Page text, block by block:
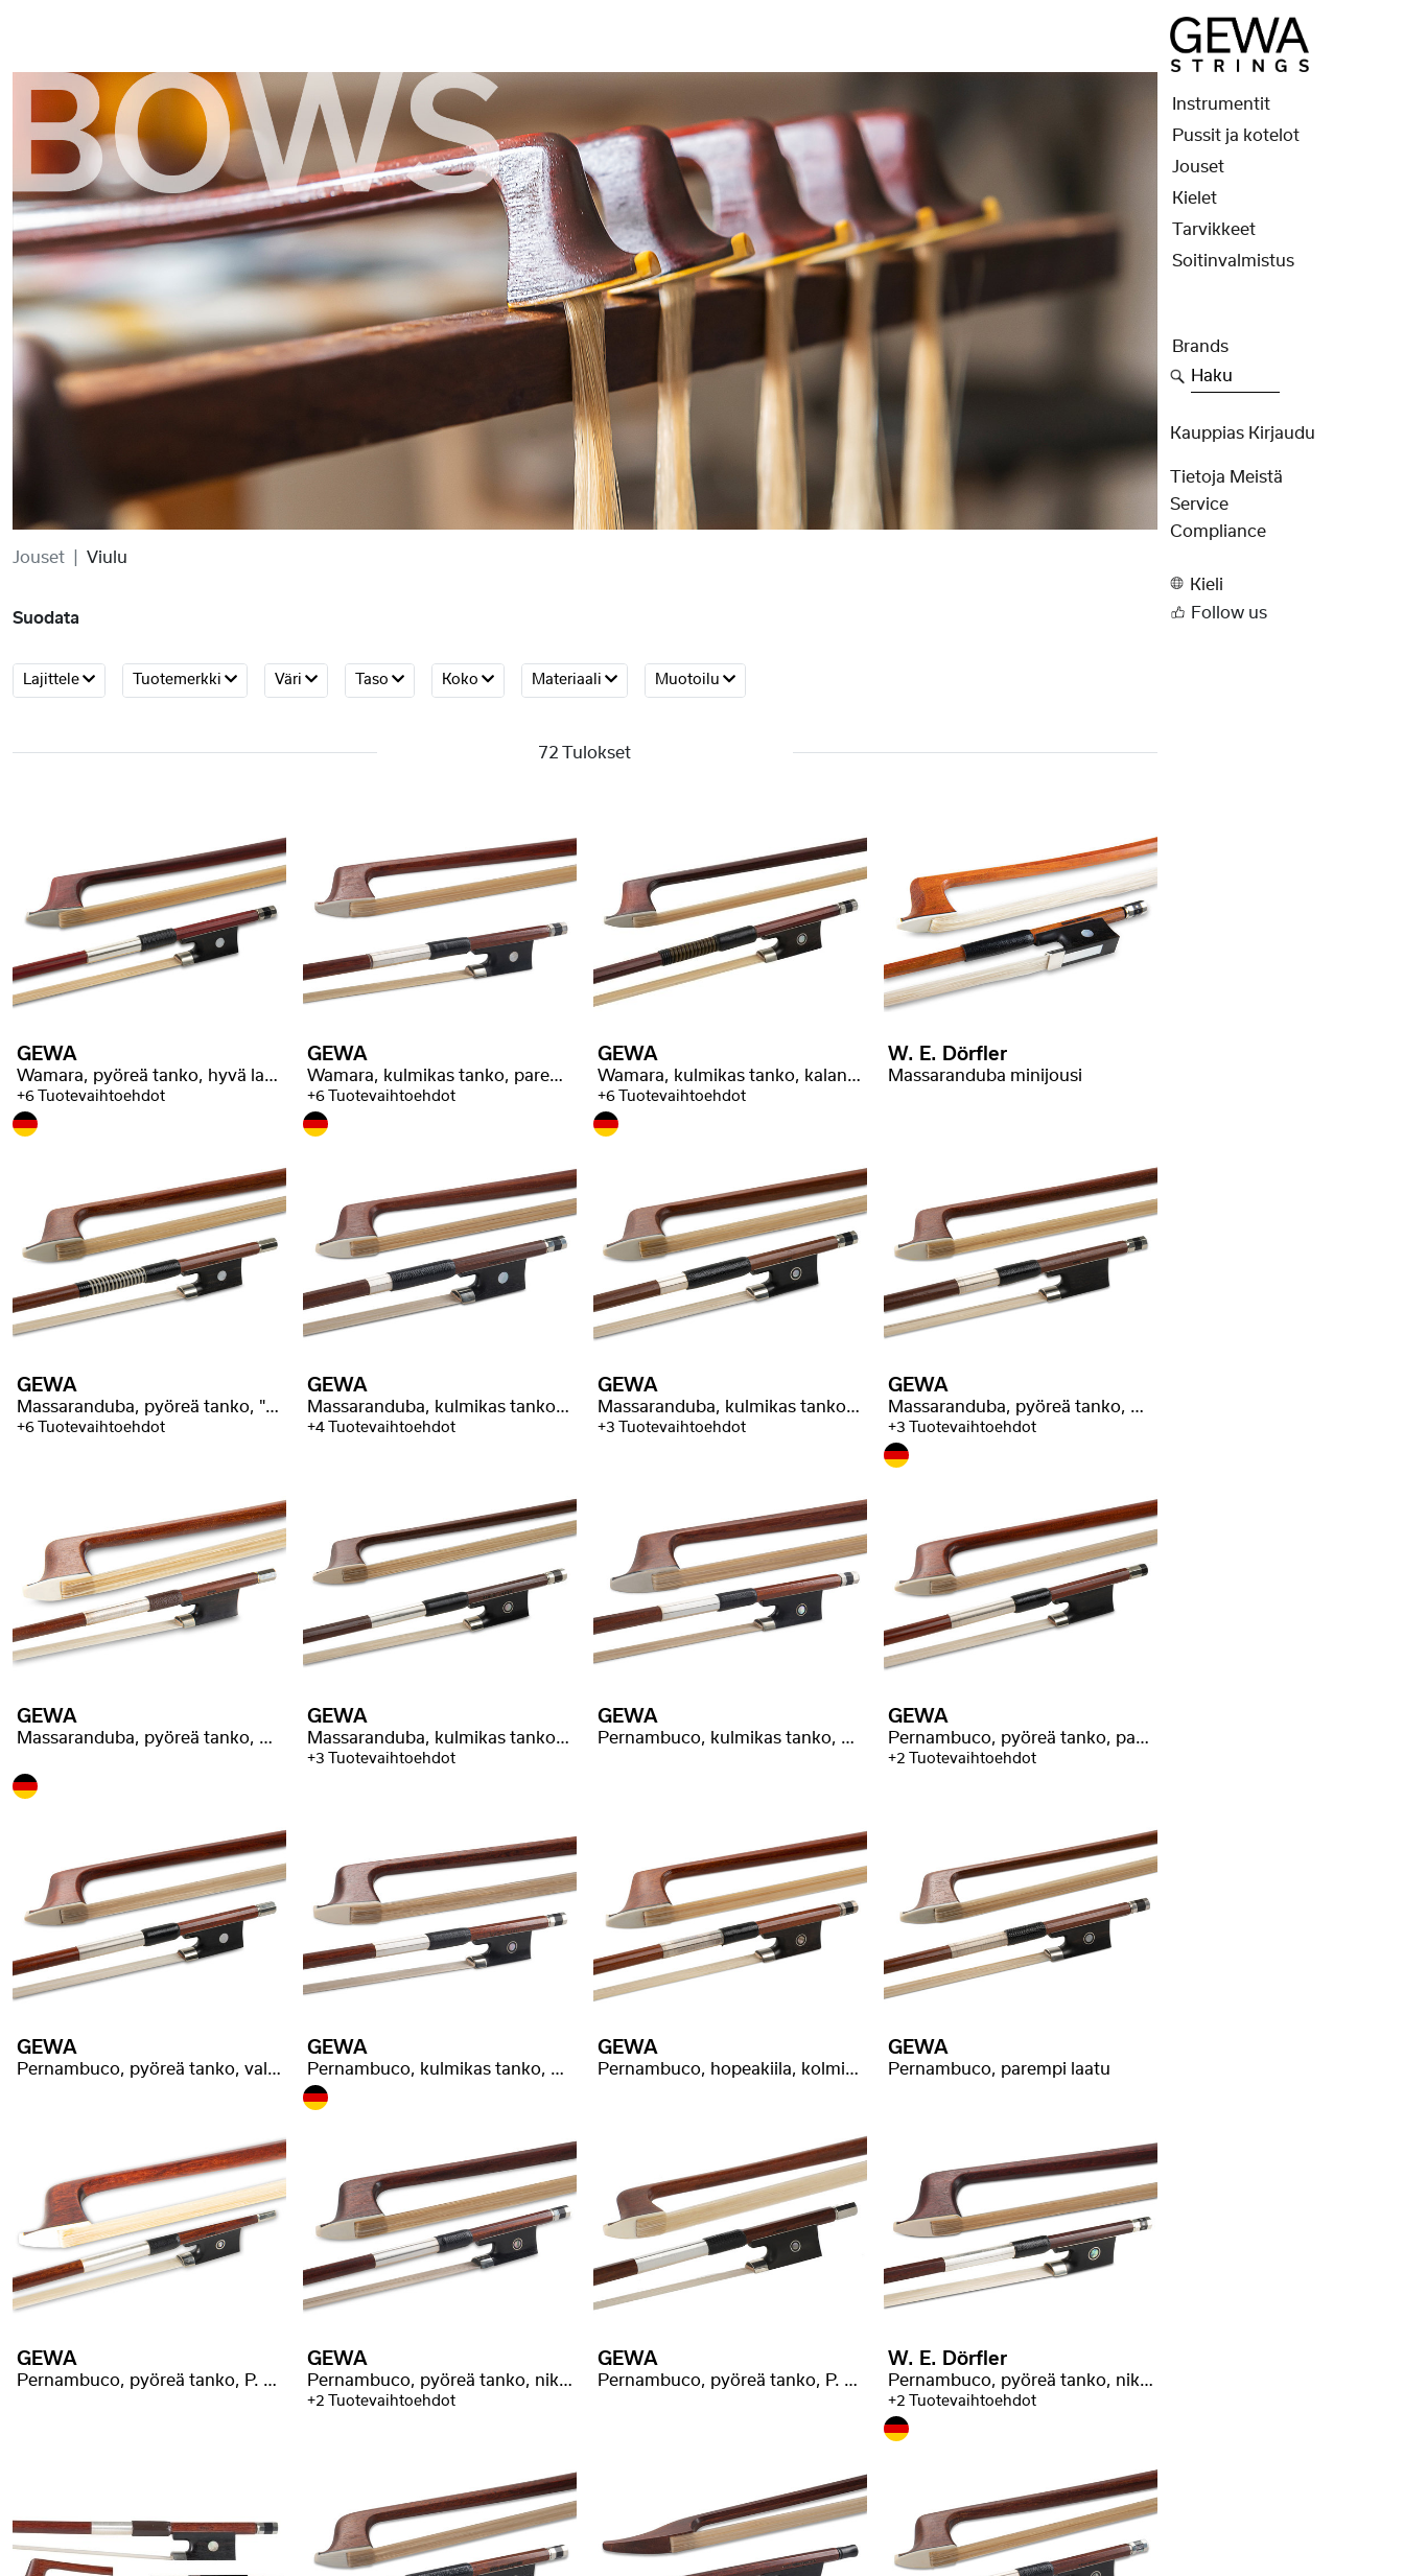
Jouset Viulu
Suodata
Lajittele Tuotemerkki Väri Taso Koko Materiaali Muotoilu
72 Tulokset
GEWA
Wamara, pyöreä tanko, hyvä laatu
+6 Tuotevaihtoehdot
GEWA
Wamara, kulmikas tanko, parempi laatu
+6 Tuotevaihtoehdot
GEWA
Wamara, kulmikas tanko, kalanruotokääre
+6 Tuotevaihtoehdot
W. E. Dörfler
Massaranduba minijousi
GEWA
Massaranduba, pyöreä tanko, "valaanluu"-kääre
+6 Tuotevaihtoehdot
GEWA
Massaranduba, kulmikas tanko, parempi laatu
+4 Tuotevaihtoehdot
GEWA
Massaranduba, kulmikas tanko, valikoitua laatua
+3 Tuotevaihtoehdot
GEWA
Massaranduba, pyöreä tanko, Baron-leimalla
+3 Tuotevaihtoehdot
GEWA
Massaranduba, pyöreä tanko, Malot-leimalla
GEWA
Massaranduba, kulmikas tanko, valikoitua laatua
+3 Tuotevaihtoehdot
GEWA
Pernambuco, kulmikas tanko, hyvä laatu
GEWA
Pernambuco, pyöreä tanko, parempi laatu
+2 Tuotevaihtoehdot
GEWA
Pernambuco, pyöreä tanko, valikoitu laatu
GEWA
Pernambuco, kulmikas tanko, hyvä laatu
GEWA
Pernambuco, hopeakiila, kolmiosainen hopeasilmä
GEWA
Pernambuco, parempi laatu
GEWA
Pernambuco, pyöreä tanko, P. Baron -leimalla
GEWA
Pernambuco, pyöreä tanko, nikkelihopea käämitys
+2 Tuotevaihtoehdot
GEWA
Pernambuco, pyöreä tanko, P. Baron+ leimalla
W. E. Dörfler
Pernambuco, pyöreä tanko, nikkelihopea
+2 Tuotevaihtoehdot
Instrumentit
Pussit ja kotelot
Jouset
Kielet
Tarvikkeet
Soitinvalmistus
Brands
Haku
Kauppias Kirjaudu
Tietoja Meistä
Service
Compliance
Kieli
Follow us